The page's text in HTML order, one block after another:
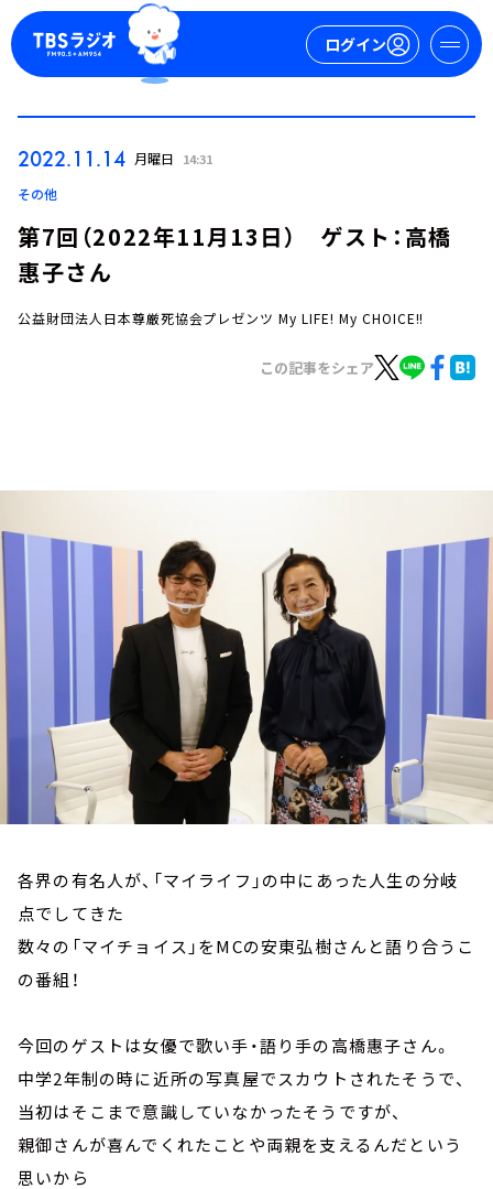
ログイン
YouTube
会社情報
2022.11.14 月曜日 14:31
その他
第7回（2022年11月13日） ゲスト：高橋
惠子さん
公益財団法人日本尊厳死協会プレゼンツ My LIFE! My CHOICE!!
この記事をシェア
各界の有名人が、「マイライフ」の中にあった人生の分岐
点でしてきた
数々の「マイチョイス」をMCの安東弘樹さんと語り合うこ
の番組！
今回のゲストは女優で歌い手・語り手の高橋惠子さん。
中学2年制の時に近所の写真屋でスカウトされたそうで、
当初はそこまで意識していなかったそうですが、
親御さんが喜んでくれたことや両親を支えるんだという
思いから